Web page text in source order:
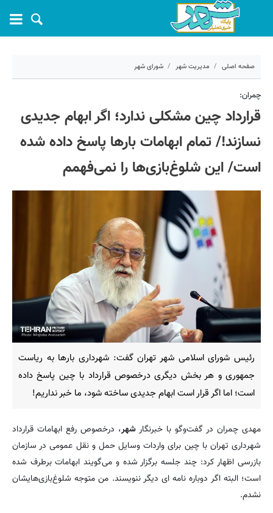
صفحه اصلی مدیریت شهر شورای شهر
۳۰ آبان ۱۴۰۳ - ۰۹:۳۳
کد مطلب: 62404
چمران:
قرارداد چین مشکلی ندارد؛ اگر ابهام جدیدی
نسازند!/ تمام ابهامات بارها پاسخ داده شده
است/ این شلوغ‌بازی‌ها را نمی‌فهمم
رئیس شورای اسلامی شهر تهران گفت: شهرداری بارها به ریاست
جمهوری و هر بخش دیگری درخصوص قرارداد با چین پاسخ داده
است؛ اما اگر قرار است ابهام جدیدی ساخته شود، ما خبر نداریم!
مهدی چمران در گفت‌وگو با خبرنگار شهر، درخصوص رفع ابهامات قرارداد
شهرداری تهران با چین برای واردات وسایل حمل و نقل عمومی در سازمان
بازرسی اظهار کرد: چند جلسه برگزار شده و می‌گویند ابهامات برطرف شده
است؛ البته اگر دوباره نامه ای دیگر ننویسند. من متوجه شلوغ‌بازی‌هایشان
نشدم.